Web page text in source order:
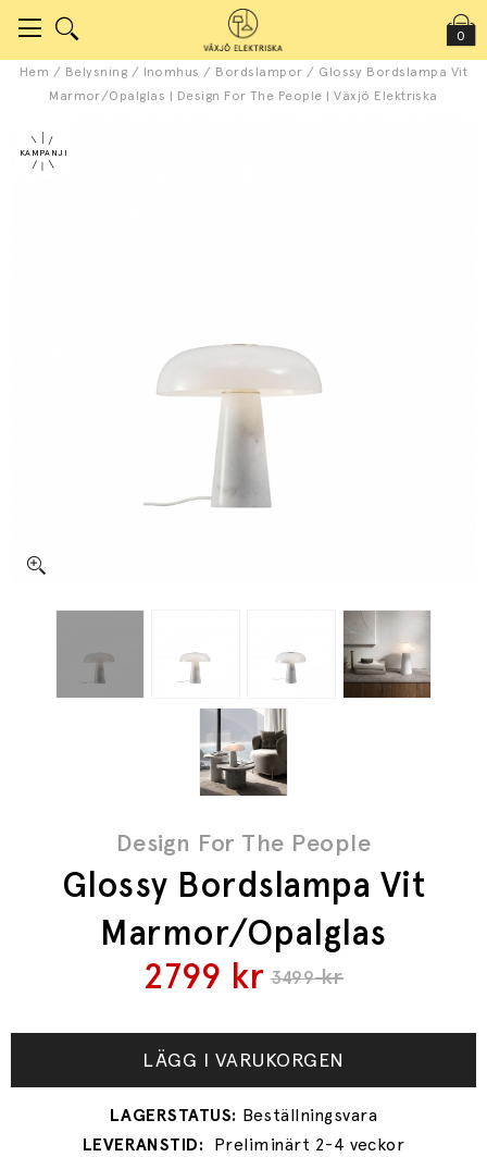
0
Hem / Belysning / Inomhus / Bordslampor / Glossy Bordslampa Vit
Marmor/Opalglas | Design For The People | Växjö Elektriska
Design For The People
Glossy Bordslampa Vit
Marmor/Opalglas
3499kr
2799 kr
LÄGG I VARUKORGEN
Preliminärt 2-4 veckor